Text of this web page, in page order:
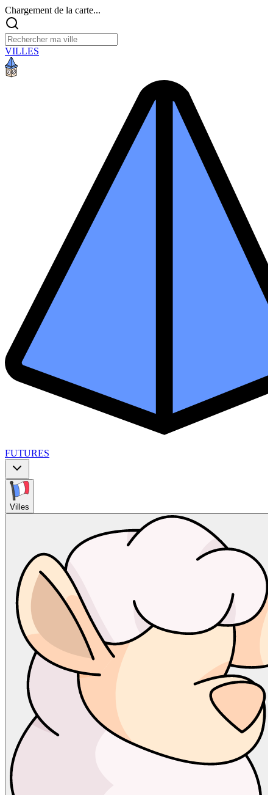
Chargement de la carte...
VILLES
FUTURES
Villes